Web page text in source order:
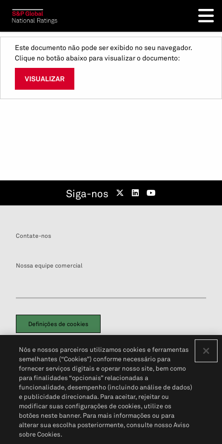
Este documento não pode ser exibido no seu navegador.
Clique no botão abaixo para visualizar o documento:
VISUALIZAR
Siga-nos
Contate-nos
Nossa equipe comercial
Definições de cookies
Política de PrivacidadePortal de privacidade do cliente (em inglês)
Não Venda Minhas Informações Pessoais© 2026 S&P Global
Nós e nossos parceiros utilizamos cookies e ferramentas
semelhantes (“Cookies”) conforme necessário para
fornecer serviços digitais e operar nosso site, bem como
para finalidades “opcionais” relacionadas a
funcionalidade, desempenho (incluindo análise de dados)
e publicidade direcionada. Para aceitar, rejeitar ou
modificar suas configurações de cookies, utilize os
botões neste banner. Para mais informações ou para
alterar sua escolha posteriormente, consulte nosso Aviso
sobre Cookies.